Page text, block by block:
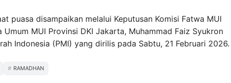
puasa disampaikan melalui Keputusan Komisi Fatwa MUI
MUI Provinsi DKI Jakarta, Muhammad Faiz Syukron
Indonesia (PMI) yang dirilis pada Sabtu, 21 Februari 2026.
RAMADHAN